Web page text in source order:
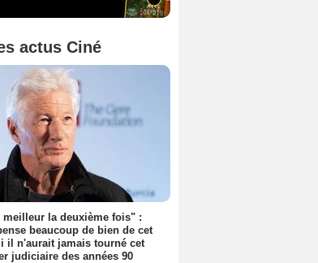
actus Ciné
meilleur la deuxième fois" :
beaucoup de bien de cet
il n'aurait jamais tourné cet
judiciaire des années 90